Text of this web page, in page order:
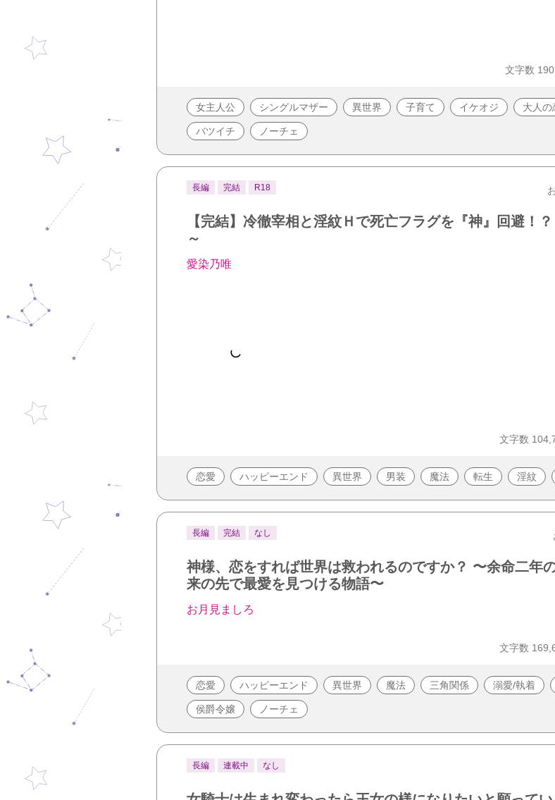
文字数
女主人公 シングルマザー 異世界 子育て イケオジ 大人の
バツイチ ノーチェ
長編 完結 R18
【完結】冷徹宰相と淫紋Ｈで死亡フラグを『神』回避
～
愛染乃唯
文字数
恋愛 ハッピーエンド 異世界 男装 魔法 転生 淫紋
長編 完結 なし
神様、恋をすれば世界は救われるのですか？ 〜余命二年
来の先で最愛を見つける物語〜
お月見ましろ
文字数
恋愛 ハッピーエンド 異世界 魔法 三角関係 溺愛/執着
侯爵令嬢 ノーチェ
長編 連載中 なし